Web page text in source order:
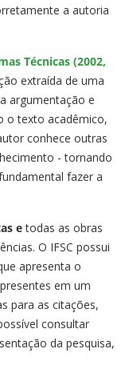
a autoria
Técnicas (2002,
extraída de uma
argumentação e
o texto acadêmico,
conhece outras
- tornando
fazer a
etodas as obras
O IFSC possui
apresenta o
em um
para as citações,
consultar
da pesquisa,